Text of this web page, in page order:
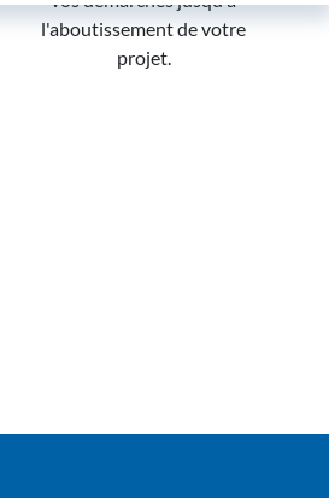
l'aboutissement de votre
projet.